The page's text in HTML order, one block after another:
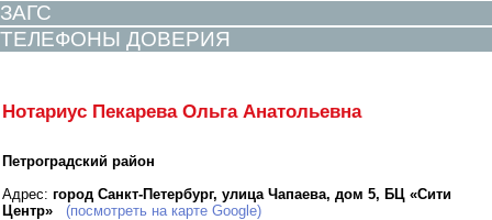
ЗАГС
ТЕЛЕФОНЫ ДОВЕРИЯ
Нотариус Пекарева Ольга Анатольевна
Петроградский район
Адрес: город Санкт-Петербург, улица Чапаева, дом 5, БЦ «Сити
Центр»
(посмотреть на карте Google)